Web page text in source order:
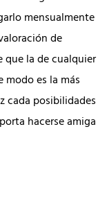
mensualmente
de
que la de cualquier
modo es la más
cada posibilidades
hacerse amiga